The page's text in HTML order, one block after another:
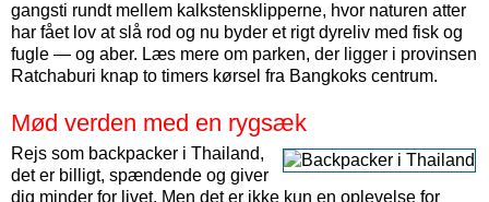
gangsti rundt mellem kalkstensklipperne, hvor naturen atter
har fået lov at slå rod og nu byder et rigt dyreliv med fisk og
fugle — og aber. Læs mere om parken, der ligger i provinsen
Ratchaburi knap to timers kørsel fra Bangkoks centrum.
Mød verden med en rygsæk
Rejs som backpacker i Thailand,
det er billigt, spændende og giver
dig minder for livet. Men det er ikke kun en oplevelse for